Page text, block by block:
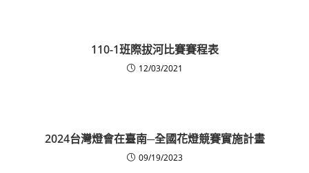
110-1班際拔河比賽賽程表
12/03/2021
2024台灣燈會在臺南─全國花燈競賽實施計畫
09/19/2023